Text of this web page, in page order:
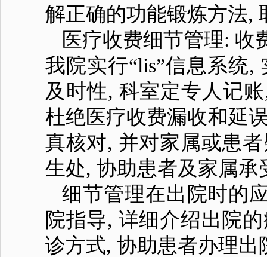
解正确的功能锻炼方法,
医疗收费细节管理: 收
我院实行“lis”信息系统
及时性, 科室定专人记
杜绝医疗收费漏收和延
真核对, 并对家属或患
生处, 协助患者及家属
细节管理在出院时的
院指导, 详细介绍出院
诊方式, 协助患者办理出